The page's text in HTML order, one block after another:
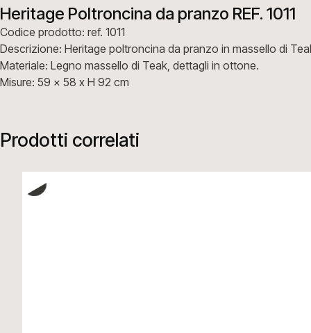
Heritage Poltroncina da pranzo REF. 1011
Codice prodotto: ref. 1011
Descrizione: Heritage poltroncina da pranzo in massello di
Materiale: Legno massello di Teak, dettagli in ottone.
Misure: 59 x 58 x H 92 cm
Prodotti correlati